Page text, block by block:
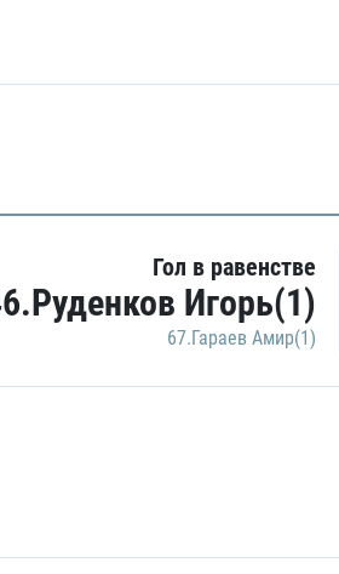
Гол в равенстве
Игорь(1)
67.Гараев Амир(1)